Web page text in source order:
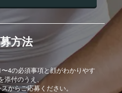
方法
4の必須事項と顔がわかりやす
添付のうえ、
からご応募ください。